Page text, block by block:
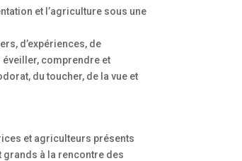
et l’agriculture sous une
d’expériences, de
comprendre et
du toucher, de la vue et
et agriculteurs présents
à la rencontre des